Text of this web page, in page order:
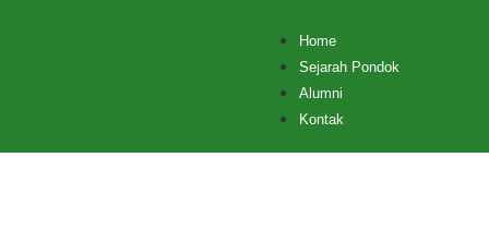
Home
Sejarah Pondok
Alumni
Kontak